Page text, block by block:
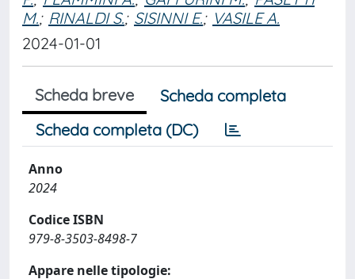
M.; RINALDI S.; SISINNI E.; VASILE A.
2024-01-01
Scheda breve
Scheda completa
Scheda completa (DC)
Anno
2024
Codice ISBN
979-8-3503-8498-7
Appare nelle tipologie: